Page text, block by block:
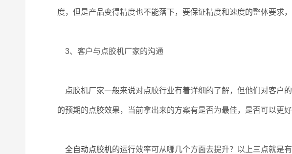
度，但是产品变得精度也不能落下，要保证精度和速度的整体要求
3、客户与点胶机厂家的沟通
点胶机厂家一般来说对点胶行业有着详细的了解，但他们对客户
的预期的点胶效果，当前拿出来的方案有是否为最佳，是否可以更
全自动点胶机的运行效率可从哪几个方面去提升？以上三点就是